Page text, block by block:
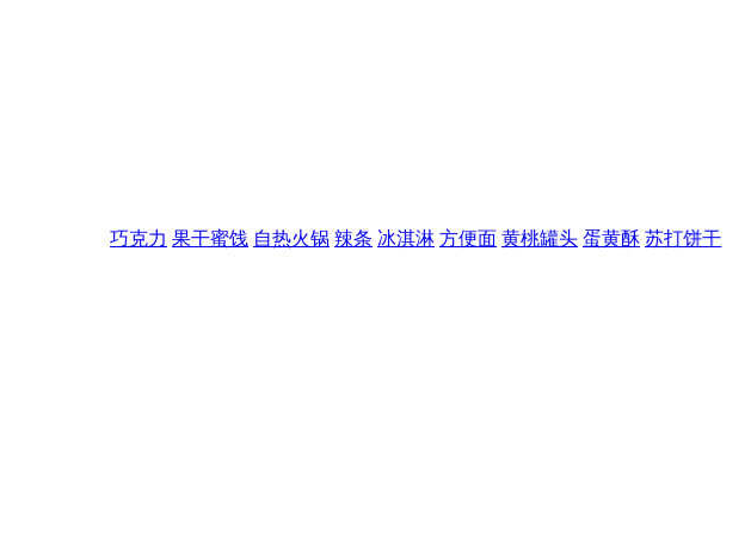
巧克力 果干蜜饯 自热火锅 辣条 冰淇淋 方便面 黄桃罐头 蛋黄酥 苏打饼干